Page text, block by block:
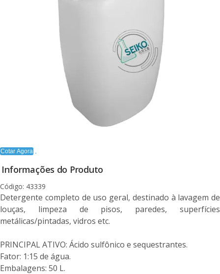
Cotar Agora
Informações do Produto
Código: 43339
Detergente completo de uso geral, destinado à lavagem de
louças, limpeza de pisos, paredes, superfícies
metálicas/pintadas, vidros etc.
PRINCIPAL ATIVO: Ácido sulfônico e sequestrantes.
Fator: 1:15 de água.
Embalagens: 50 L.